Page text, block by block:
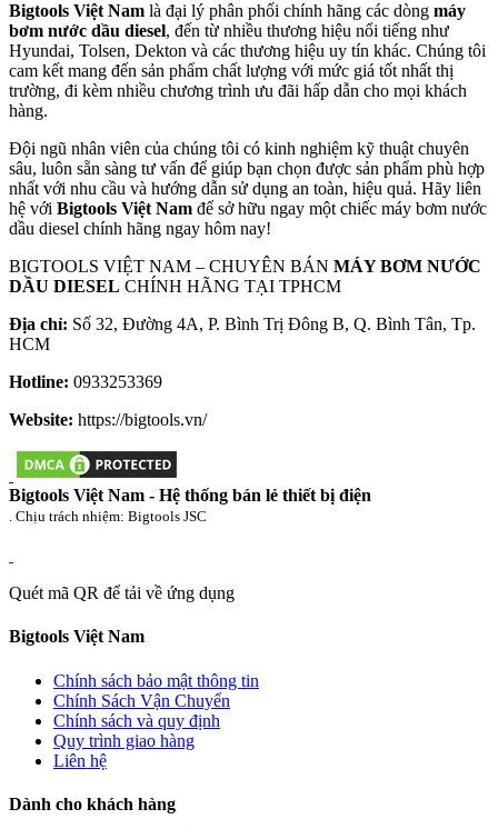
Bigtools Việt Nam là đại lý phân phối chính hãng các dòng máy
bơm nước dầu diesel, đến từ nhiều thương hiệu nổi tiếng như
Hyundai, Tolsen, Dekton và các thương hiệu uy tín khác. Chúng tôi
cam kết mang đến sản phẩm chất lượng với mức giá tốt nhất thị
trường, đi kèm nhiều chương trình ưu đãi hấp dẫn cho mọi khách
hàng.
Đội ngũ nhân viên của chúng tôi có kinh nghiệm kỹ thuật chuyên
sâu, luôn sẵn sàng tư vấn để giúp bạn chọn được sản phẩm phù hợp
nhất với nhu cầu và hướng dẫn sử dụng an toàn, hiệu quả. Hãy liên
hệ với Bigtools Việt Nam để sở hữu ngay một chiếc máy bơm nước
dầu diesel chính hãng ngay hôm nay!
BIGTOOLS VIỆT NAM – CHUYÊN BÁN MÁY BƠM NƯỚC
DẦU DIESEL CHÍNH HÃNG TẠI TPHCM
Địa chỉ: Số 32, Đường 4A, P. Bình Trị Đông B, Q. Bình Tân, Tp.
HCM
Hotline: 0933253369
Website: https://bigtools.vn/
Bigtools Việt Nam - Hệ thống bán lẻ thiết bị điện
. Chịu trách nhiệm: Bigtools JSC
Quét mã QR để tải về ứng dụng
Bigtools Việt Nam
Chính sách bảo mật thông tin
Chính Sách Vận Chuyển
Chính sách và quy định
Quy trình giao hàng
Liên hệ
Dành cho khách hàng